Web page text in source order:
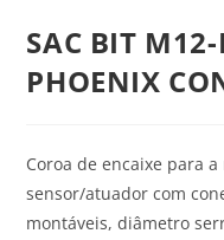
SAC BIT
PHOENIX
Coroa de encaixe para
sensor/atuador com
montáveis, diâmetro